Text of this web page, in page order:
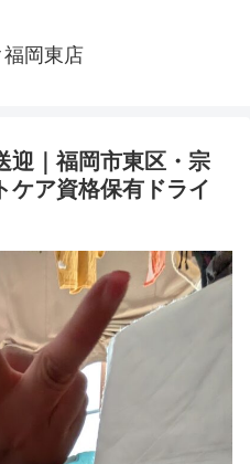
岡東店
迎｜福岡市東区・宗
ケア資格保有ドライ